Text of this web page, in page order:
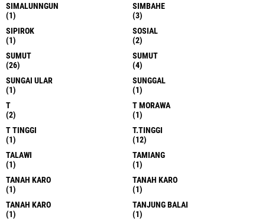
SIMALUNNGUN
(1)
SIMBAHE
(3)
SIPIROK
(1)
SOSIAL
(2)
SUMUT
(26)
SUMUT
(4)
SUNGAI ULAR
(1)
SUNGGAL
(1)
T
(2)
T MORAWA
(1)
T TINGGI
(1)
T.TINGGI
(12)
TALAWI
(1)
TAMIANG
(1)
TANAH KARO
(1)
TANAH KARO
(1)
TANAH KARO
(1)
TANJUNG BALAI
(1)